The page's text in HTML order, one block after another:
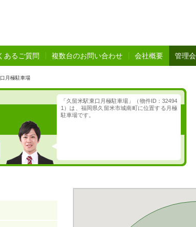
あるご質問 複数台のお問い合わせ 会社概要 管理
月極駐車場
「久留米駅東口月極駐車場」（物件ID：32494
1）は、福岡県久留米市城南町に位置する月極
駐車場です。